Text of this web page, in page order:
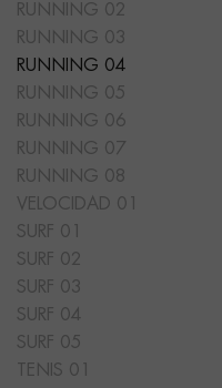
RUNNING 02
RUNNING 03
RUNNING 04
RUNNING 05
RUNNING 06
RUNNING 07
RUNNING 08
VELOCIDAD 01
SURF 01
SURF 02
SURF 03
SURF 04
SURF 05
TENIS 01